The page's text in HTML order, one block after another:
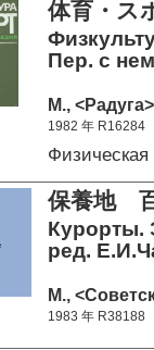
体育・ス
Пер. с
М.,
1982 年 R16284
保養地
Курорты.
ред.
М.,
1983 年 R38188